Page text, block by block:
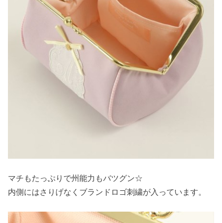
マチもたっぷりで州能力もバツグン☆
内側にはさりげなくブランドロゴ刺繍が入っています。